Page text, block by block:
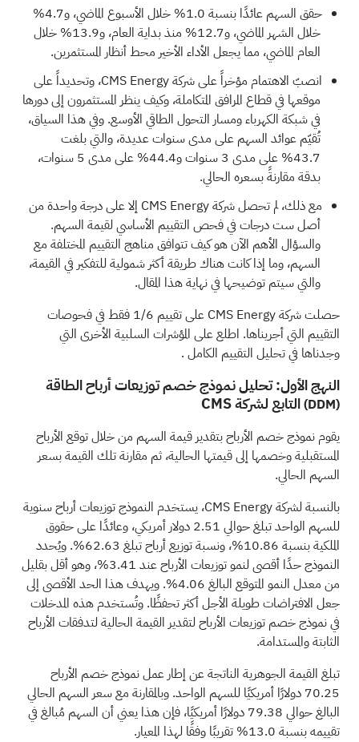
حقق السهم عائدًا بنسبة 1.0% خلال الأسبوع الماضي، و4.7%
خلال الشهر الماضي، و12.7% منذ بداية العام، و13.9% خلال
العام الماضي، مما يجعل الأداء الأخير محط أنظار المستثمرين.
انصبّ الاهتمام مؤخراً على شركة CMS Energy، وتحديداً على
موقعها في قطاع المرافق المتكاملة، وكيف ينظر المستثمرون إلى دورها
في شبكة الكهرباء ومسار التحول الطاقي الأوسع. وفي هذا السياق،
تُقيّم عوائد السهم على مدى سنوات عديدة، والتي بلغت
43.7% على مدى 3 سنوات و44.4% على مدى 5 سنوات،
بدقة مقارنةً بسعره الحالي.
مع ذلك، لم تحصل شركة CMS Energy إلا على درجة
واحدة من
أصل ست درجاتفي فحص التقييم الأساسي لقيمة السهم.
والسؤال الأهم الآن هو كيف تتوافق مناهج التقييم المختلفة مع
السهم، وما إذا كانت هناك طريقة أكثر شمولية للتفكير في القيمة،
والتي سيتم توضيحها في نهاية هذا المقال.
حصلت شركة CMS Energy على تقييم 1/6 فقط في فحوصات
التقييم التي أجريناها. اطلع على المؤشرات السلبية الأخرى التي
وجدناها فيتحليل التقييم الكامل.
النهج الأول: تحليل نموذج خصم توزيعات أرباح الطاقة
(DDM)التابع لشركة CMS
يقوم نموذج خصم الأرباح بتقدير قيمة السهم من خلال توقع الأرباح
المستقبلية وخصمها إلى قيمتها الحالية، ثم مقارنة تلك القيمة بسعر
السهم الحالي.
بالنسبة لشركة CMS Energy، يستخدم النموذج توزيعات أرباح سنوية
للسهم الواحد تبلغ حوالي 2.51 دولار أمريكي، وعائدًا على حقوق
الملكية بنسبة 10.86%، ونسبة توزيع أرباح تبلغ 62.63%. ويُحدد
النموذج حدًا أقصى لنمو توزيعات الأرباح عند 3.41%، وهو أقل بقليل
من معدل النمو المتوقع البالغ 4.06%. ويهدف هذا الحد الأقصى إلى
جعل الافتراضات طويلة الأجل أكثر تحفظًا. وتُستخدم هذه المدخلات
في نموذج خصم توزيعات الأرباح لتقدير القيمة الحالية لتدفقات الأرباح
الثابتة والمستدامة.
تبلغ القيمة الجوهرية الناتجة عن إطار عمل نموذج خصم الأرباح
70.25 دولارًا أمريكيًا للسهم الواحد. وبالمقارنة مع سعر السهم الحالي
البالغ حوالي 79.38 دولارًا أمريكيًا، فإن هذا يعني أن السهم مُبالغ في
تقييمه بنسبة 13.0% تقريبًا وفقًا لهذا المعيار.